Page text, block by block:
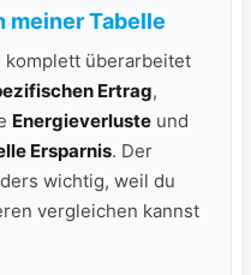
meiner Tabelle
komplett überarbeitet
Ertrag,
Energieverluste und
Ersparnis. Der
wichtig, weil du
vergleichen kannst